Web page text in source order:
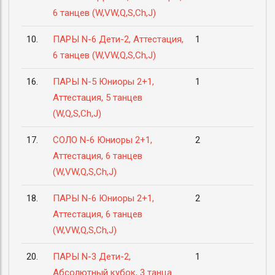
6 танцев (W,VW,Q,S,Ch,J)
10.
ПАРЫ N-6 Дети-2, Аттестация,
6 танцев (W,VW,Q,S,Ch,J)
1
16.
ПАРЫ N-5 Юниоры 2+1,
Аттестация, 5 танцев
(W,Q,S,Ch,J)
1
17.
СОЛО N-6 Юниоры 2+1,
Аттестация, 6 танцев
(W,VW,Q,S,Ch,J)
2
18.
ПАРЫ N-6 Юниоры 2+1,
Аттестация, 6 танцев
(W,VW,Q,S,Ch,J)
2
20.
ПАРЫ N-3 Дети-2,
Абсолютный кубок, 3 танца
1